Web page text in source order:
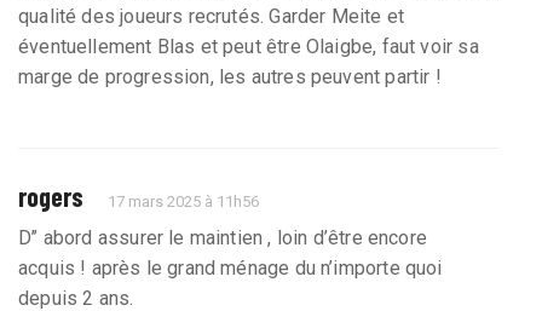
qualité des joueurs recrutés. Garder Meite et
éventuellement Blas et peut être Olaigbe, faut voir sa
marge de progression, les autres peuvent partir !
rogers 17 mars 2025 à 11h56
D’’ abord assurer le maintien , loin d’être encore
acquis ! après le grand ménage du n’importe quoi
depuis 2 ans.